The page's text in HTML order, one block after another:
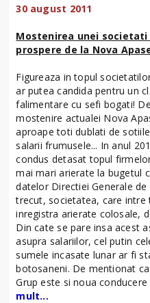
30 august 2011
Mostenirea unei
prospere de la Nova
Figureaza in topul
ar putea candida pentru un
falimentare cu sefi bogati!
mostenire actualei Nova
aproape toti dublati de
salarii frumusele... In anul
condus detasat topul
mai mari arierate la bugetul
datelor Directiei Generale
trecut, societatea, care
inregistra arierate colosale,
Din cate se pare insa acest
asupra salariilor, cel putin
sumele incasate lunar ar fi
botosaneni. De mentionat
Grup este si noua
mult...